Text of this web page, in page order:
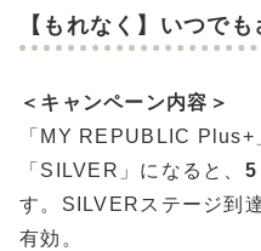
【もれなく】いつで
＜キャンペーン内容＞
「MY REPUBLIC Plus+
「SILVER」になると、 5
す。SILVERステージ到
有効。